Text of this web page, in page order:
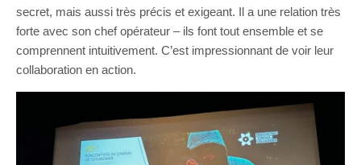
secret, mais aussi très précis et exigeant. Il a une relation très
forte avec son chef opérateur – ils font tout ensemble et se
comprennent intuitivement. C’est impressionnant de voir leur
collaboration en action.